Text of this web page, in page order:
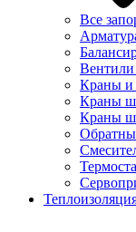
Все
Краны и
Краны
Краны